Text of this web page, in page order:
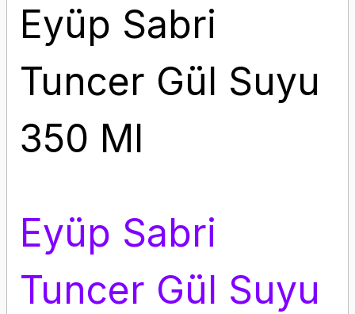
Eyüp Sabri
Tuncer Gül Suyu
350 Ml
Eyüp Sabri
Tuncer Gül Suyu